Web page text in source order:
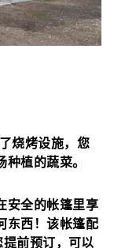
烧烤设施，您
植的蔬菜。
安全的帐篷里享
东西！该帐篷配
前预订，可以